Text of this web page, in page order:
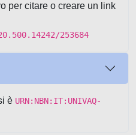
per citare o creare un link
253684
è URN:NBN:IT:UNIVAQ-